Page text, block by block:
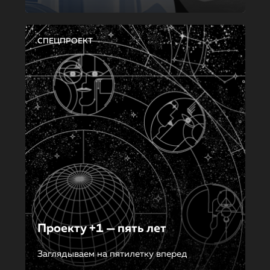
СПЕЦПРОЕКТ
Проекту +1 — пять лет
Заглядываем на пятилетку вперед